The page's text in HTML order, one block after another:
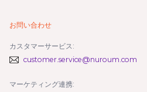
お問い合わせ
カスタマーサービス:
customer.service@nuroum.com
マーケティング連携: